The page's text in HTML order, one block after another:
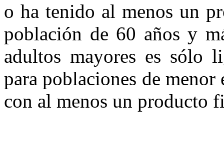
o ha tenido al menos un
población de 60 años y
adultos mayores es sólo
para poblaciones de
con al menos un producto